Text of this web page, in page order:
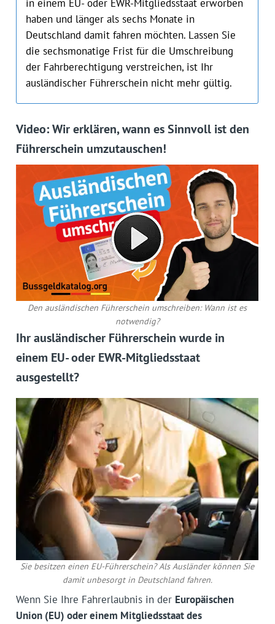
in einem EU- oder EWR-Mitgliedsstaat erworben
haben und länger als sechs Monate in
Deutschland damit fahren möchten. Lassen Sie
die sechsmonatige Frist für die Umschreibung
der Fahrberechtigung verstreichen, ist Ihr
ausländischer Führerschein nicht mehr gültig.
Video: Wir erklären, wann es Sinnvoll ist den
Führerschein umzutauschen!
Den ausländischen Führerschein umschreiben: Wann ist es
notwendig?
Ihr ausländischer Führerschein wurde in
einem EU- oder EWR-Mitgliedsstaat
ausgestellt?
Sie besitzen einen EU-Führerschein? Als Ausländer können Sie
damit unbesorgt in Deutschland fahren.
Wenn Sie Ihre Fahrerlaubnis in der Europäischen
Union (EU) oder einem Mitgliedsstaat des